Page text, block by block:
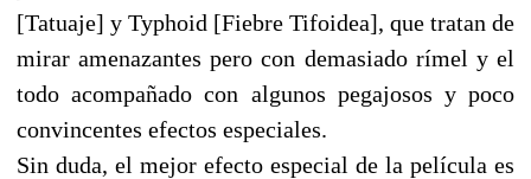
[Tatuaje] y Typhoid [Fiebre Tifoidea], que tratan de
mirar amenazantes pero con demasiado rímel y el
todo acompañado con algunos pegajosos y poco
convincentes efectos especiales.
Sin duda, el mejor efecto especial de la película es